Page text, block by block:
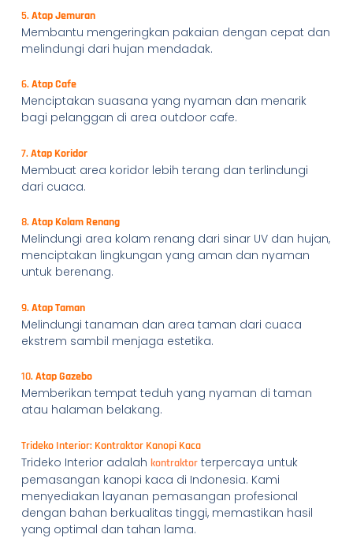
5. Atap Jemuran
Membantu mengeringkan pakaian dengan cepat dan
melindungi dari hujan mendadak.
6. Atap Cafe
Menciptakan suasana yang nyaman dan menarik
bagi pelanggan di area outdoor cafe.
7. Atap Koridor
Membuat area koridor lebih terang dan terlindungi
dari cuaca.
8. Atap Kolam Renang
Melindungi area kolam renang dari sinar UV dan hujan,
menciptakan lingkungan yang aman dan nyaman
untuk berenang.
9. Atap Taman
Melindungi tanaman dan area taman dari cuaca
ekstrem sambil menjaga estetika.
10. Atap Gazebo
Memberikan tempat teduh yang nyaman di taman
atau halaman belakang.
Trideko Interior: Kontraktor Kanopi Kaca
Trideko Interior adalah kontraktorterpercaya untuk
pemasangan kanopi kaca di Indonesia. Kami
menyediakan layanan pemasangan profesional
dengan bahan berkualitas tinggi, memastikan hasil
yang optimal dan tahan lama.